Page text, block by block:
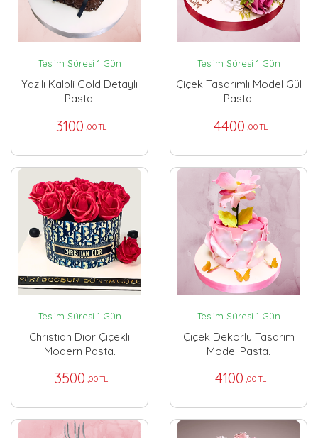
Teslim Süresi 1 Gün
Yazılı Kalpli Gold Detaylı
Pasta.
3100 ,00 TL
Teslim Süresi 1 Gün
Çiçek Tasarımlı Model Gül
Pasta.
4400 ,00 TL
Teslim Süresi 1 Gün
Christian Dior Çiçekli
Modern Pasta.
3500 ,00 TL
Teslim Süresi 1 Gün
Çiçek Dekorlu Tasarım
Model Pasta.
4100 ,00 TL